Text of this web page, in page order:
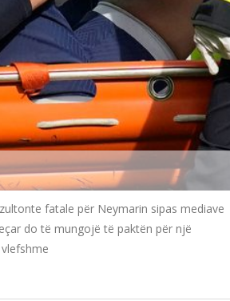
fatale për Neymarin sipas mediave
do të mungojë të paktën për një